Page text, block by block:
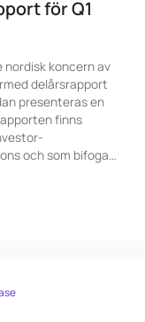
för Q1
nordisk koncern av
delårsrapport
presenteras en
finns
och som bifogad